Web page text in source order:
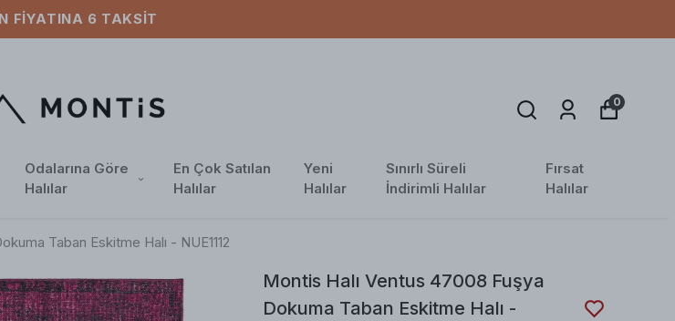
KARGO
Odalarına Göre
Halılar
En Çok Satılan
Halılar
Yeni
Halılar
Sınırlı Süreli
İndirimli Halılar
Fırsat
Halılar
0
Taban Eskitme Halı - NUE1112
Montis Halı Ventus 47008 Fuşya
Dokuma Taban Eskitme Halı -